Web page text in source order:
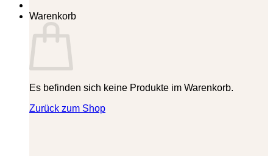
Warenkorb
Es befinden sich keine Produkte im Warenkorb.
Zurück zum Shop